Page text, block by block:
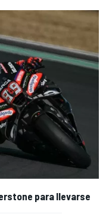
para llevarse